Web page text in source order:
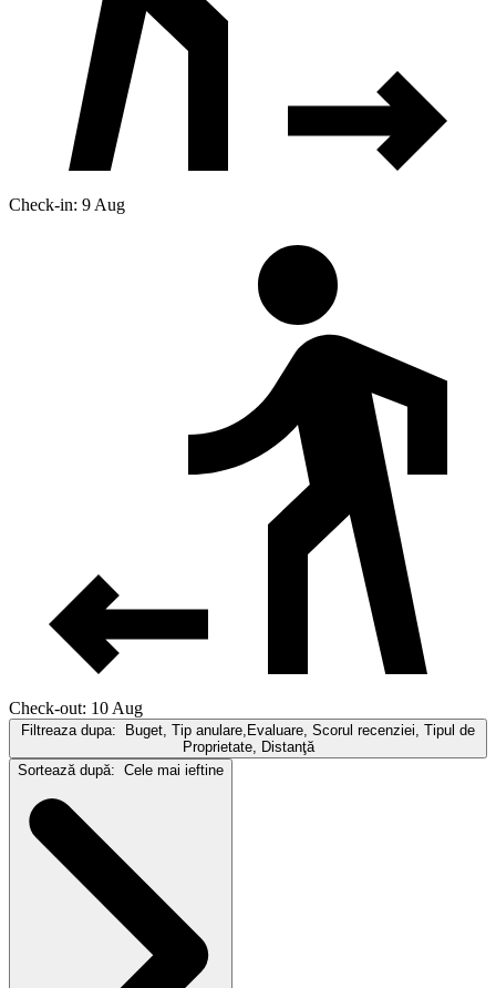
Check-in: 9 Aug
Check-out: 10 Aug
Filtreaza dupa:
Buget, Tip anulare,Evaluare, Scorul recenziei, Tipul de
Proprietate, Distanţă
Sortează după: Cele mai ieftine